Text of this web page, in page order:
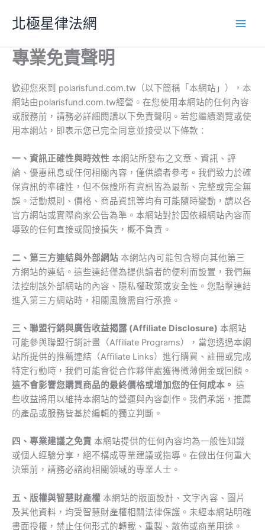
要
北極星律法網
專業免責聲明
歡迎您來到 polarisfund.com.tw（以下簡稱「本網站」），本
網站由polarisfund.com.tw經營。在您使用本網站的任何內容
或服務前，請務必詳細閱讀以下免責聲明。若您繼續瀏覽或使
用本網站，即表示您已完全同意並接受以下條款：
一、資訊正確性與時效性 本網站所發布之文章、資訊、評
論、優惠訊息或任何相關內容，僅供讀者參考。我們致力於確
保資訊的準確性，但不保證所有資訊皆為最新、完整或完全無
誤。活動規則、價格、商品資訊等均有可能隨時變動，請以各
官方網站或實際商家公告為準。本網站對於因依賴網站內容而
導致的任何直接或間接損失，概不負責。
二、第三方連結與外部網站 本網站內可能包含導向其他第三
方網站的連結。這些連結僅為提供讀者的便利而設置，我們無
法控制該外部網站的內容、隱私權政策或安全性。您點擊連結
進入第三方網站時，相關風險需自行承擔。
三、聯盟行銷與廣告收益揭露 (Affiliate Disclosure) 本網站
可能參與聯盟行銷計畫（Affiliate Programs），當您透過本網
站所提供的推薦連結（Affiliate Links）進行購買、註冊或完成
特定行動時，我們可能會從合作夥伴處獲得微薄佣金或回饋。
這不會影響您購買商品的最終價格或增加您的任何成本。 這
些收益將用以維持本網站的營運與內容創作。我們承諾，推薦
的產品或服務皆基於編輯的獨立判斷。
四、專業建議之免責 本網站提供的任何內容均為一般性知識
或個人經驗分享，絕不構成專業建議或指導。在做出任何重大
決策前，請務必諮詢相關領域的專業人士。
五、版權與智慧財產權 本網站的版面設計、文字內容、圖片
及其他資料，均受智慧財產權相關法律保護。未經本網站明確
書面授權，禁止任何形式的轉載、重製、散佈或商業用途。